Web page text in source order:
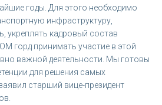
годы. Для этого необходимо
инфраструктуру,
укреплять кадровый состав
горд принимать участие в этой
важной деятельности. Мы готовы
для решения самых
старший вице-президент